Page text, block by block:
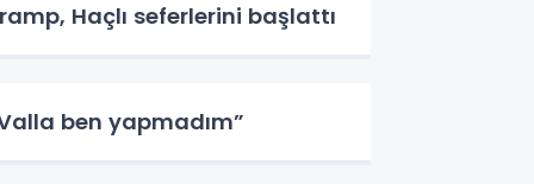
Haçlı seferlerini başlattı
ben yapmadım”